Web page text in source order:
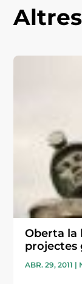
Oberta la
projectes
ABR. 29, 2011 |